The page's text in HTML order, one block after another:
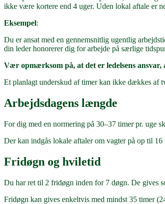
ikke være kortere end 4 uger. Uden lokal aftale er
Eksempel:
Du er ansat med en gennemsnitlig ugentlig
din leder honorerer dig for arbejde på særlige
Vær opmærksom på, at det er ledelsens ansvar,
Et planlagt underskud af timer kan ikke dækkes af
Arbejdsdagens længde
For dig med en normering på 30–37 timer pr. uge
Der kan indgås lokale aftaler om vagter på op til
Fridøgn og hviletid
Du har ret til 2 fridøgn inden for 7 døgn. De gives
Fridøgn kan gives enkeltvis med mindst 35 timer